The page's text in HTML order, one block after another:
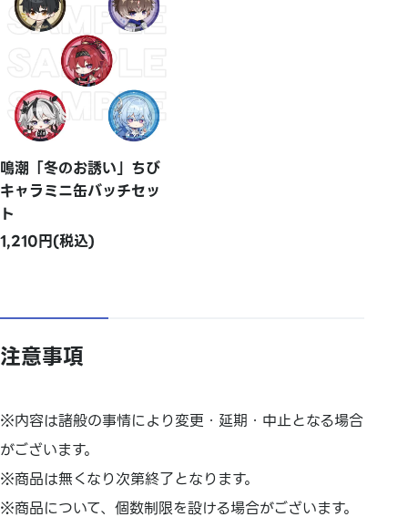
鳴潮「冬のお誘い」ちび
キャラミニ缶バッチセッ
ト
1,210円(税込)
注意事項
※内容は諸般の事情により変更・延期・中止となる場合
がございます。
※商品は無くなり次第終了となります。
※商品について、個数制限を設ける場合がございます。